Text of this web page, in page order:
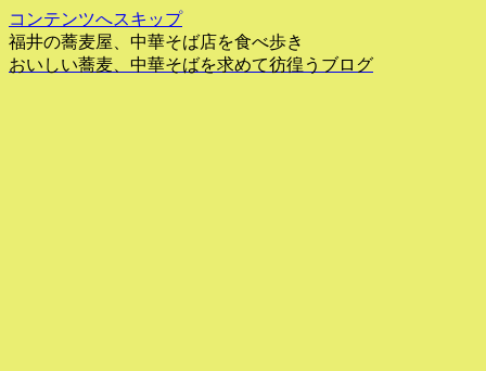
コンテンツへスキップ
福井の蕎麦屋、中華そば店を食べ歩き
おいしい蕎麦、中華そばを求めて彷徨うブログ